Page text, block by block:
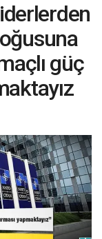
güç